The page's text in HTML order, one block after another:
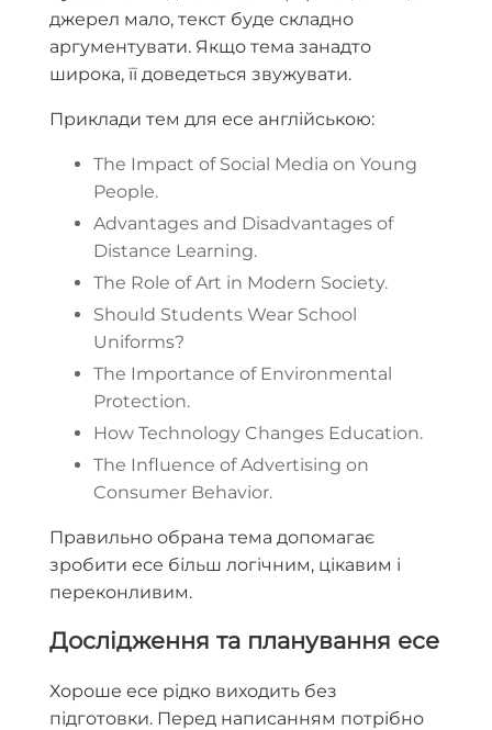
джерел мало, текст буде складно
аргументувати. Якщо тема занадто
широка, її доведеться звужувати.
Приклади тем для есе англійською:
The Impact of Social Media on Young
People.
Advantages and Disadvantages of
Distance Learning.
The Role of Art in Modern Society.
Should Students Wear School
Uniforms?
The Importance of Environmental
Protection.
How Technology Changes Education.
The Influence of Advertising on
Consumer Behavior.
Правильно обрана тема допомагає
зробити есе більш логічним, цікавим і
переконливим.
Дослідження та планування есе
Хороше есе рідко виходить без
підготовки. Перед написанням потрібно